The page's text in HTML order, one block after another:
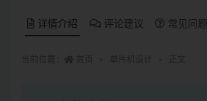
详情介绍 评论建议 常见问题